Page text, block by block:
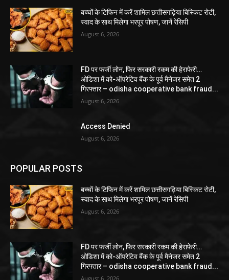
बच्चों के टिफिन में करें शामिल छत्तीसगढ़िया बिस्किट रोटी,
स्वाद के साथ मिलेगा भरपूर पोषण, जानें रेसिपी
August 6, 2026
FD पर फर्जी लोन, फिर सरकारी रकम की हेराफेरी…
ओडिशा में को-ऑपरेटिव बैंक के पूर्व मैनेजर समेत 2
गिरफ्तार – odisha cooperative bank fraud...
August 6, 2026
Access Denied
August 6, 2026
POPULAR POSTS
बच्चों के टिफिन में करें शामिल छत्तीसगढ़िया बिस्किट रोटी,
स्वाद के साथ मिलेगा भरपूर पोषण, जानें रेसिपी
August 6, 2026
FD पर फर्जी लोन, फिर सरकारी रकम की हेराफेरी…
ओडिशा में को-ऑपरेटिव बैंक के पूर्व मैनेजर समेत 2
गिरफ्तार – odisha cooperative bank fraud...
August 6, 2026